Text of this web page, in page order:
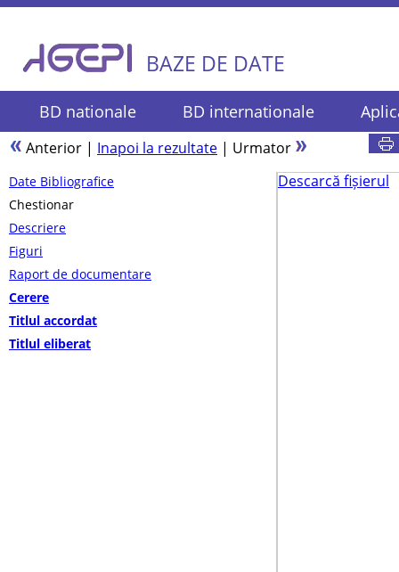
BAZE DE DATE
BD nationale BD internationale
Anterior | Inapoi la rezultate | Urmator
Date Bibliografice
Chestionar
Descriere
Figuri
Raport de documentare
Cerere
Titlul accordat
Titlul eliberat
Descarcă fișierul